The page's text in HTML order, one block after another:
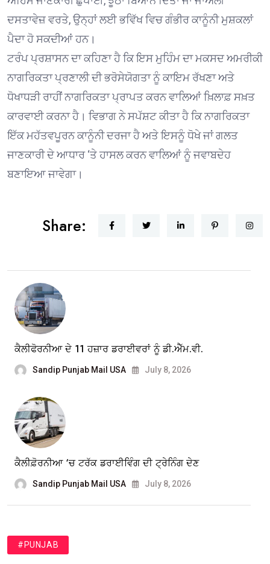
ਦਸਤਾਵੇਜ਼ ਵਰਤੇ, ਉਨ੍ਹਾਂ ਲਈ ਭਵਿੱਖ ਵਿਚ ਗੰਭੀਰ ਕਾਨੂੰਨੀ ਮੁਸ਼ਕਲਾਂ
ਪੈਦਾ ਹੋ ਸਕਦੀਆਂ ਹਨ।
ਟਰੰਪ ਪ੍ਰਸ਼ਾਸਨ ਦਾ ਕਹਿਣਾ ਹੈ ਕਿ ਇਸ ਮੁਹਿੰਮ ਦਾ ਮਕਸਦ ਅਮਰੀਕੀ
ਨਾਗਰਿਕਤਾ ਪ੍ਰਣਾਲੀ ਦੀ ਭਰੋਸੇਯੋਗਤਾ ਨੂੰ ਕਾਇਮ ਰੱਖਣਾ ਅਤੇ
ਧੋਖਾਧੜੀ ਰਾਹੀਂ ਨਾਗਰਿਕਤਾ ਪ੍ਰਾਪਤ ਕਰਨ ਵਾਲਿਆਂ ਖ਼ਿਲਾਫ਼ ਸਖ਼ਤ
ਕਾਰਵਾਈ ਕਰਨਾ ਹੈ। ਵਿਭਾਗ ਨੇ ਸਪੱਸ਼ਟ ਕੀਤਾ ਹੈ ਕਿ ਨਾਗਰਿਕਤਾ
ਇੱਕ ਮਹੱਤਵਪੂਰਨ ਕਾਨੂੰਨੀ ਦਰਜਾ ਹੈ ਅਤੇ ਇਸਨੂੰ ਧੋਖੇ ਜਾਂ ਗਲਤ
ਜਾਣਕਾਰੀ ਦੇ ਆਧਾਰ ‘ਤੇ ਹਾਸਲ ਕਰਨ ਵਾਲਿਆਂ ਨੂੰ ਜਵਾਬਦੇਹ
ਬਣਾਇਆ ਜਾਵੇਗਾ।
Share:
ਕੈਲੀਫੋਰਨੀਆ ਦੇ 11 ਹਜ਼ਾਰ ਡਰਾਈਵਰਾਂ ਨੂੰ ਡੀ.ਐੱਮ.ਵੀ.
Sandip Punjab Mail USA July 8, 2026
ਕੈਲੀਫ਼ੋਰਨੀਆ ‘ਚ ਟਰੱਕ ਡਰਾਈਵਿੰਗ ਦੀ ਟ੍ਰੇਨਿੰਗ ਦੇਣ
Sandip Punjab Mail USA July 8, 2026
#PUNJAB